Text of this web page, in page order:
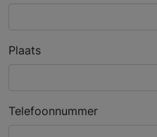
Plaats
Telefoonnummer